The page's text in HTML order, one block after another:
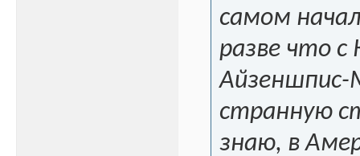
самом
разве что с
Айзеншпис-
странную
знаю, в